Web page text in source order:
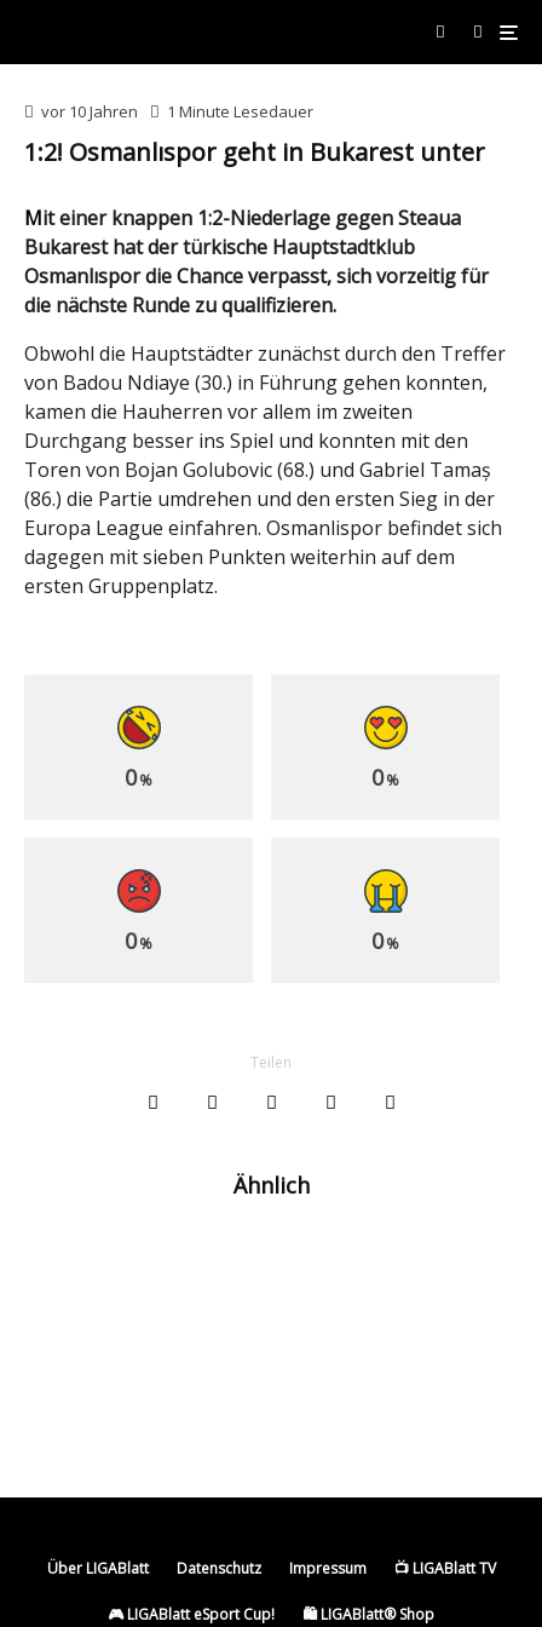
vor 10 Jahren 1 Minute Lesedauer
1:2! Osmanlıspor geht in Bukarest unter
Mit einer knappen 1:2-Niederlage gegen Steaua
Bukarest hat der türkische Hauptstadtklub
Osmanlıspor die Chance verpasst, sich vorzeitig für
die nächste Runde zu qualifizieren.
Obwohl die Hauptstädter zunächst durch den Treffer
von Badou Ndiaye (30.) in Führung gehen konnten,
kamen die Hauherren vor allem im zweiten
Durchgang besser ins Spiel und konnten mit den
Toren von Bojan Golubovic (68.) und Gabriel Tamaș
(86.) die Partie umdrehen und den ersten Sieg in der
Europa League einfahren. Osmanlispor befindet sich
dagegen mit sieben Punkten weiterhin auf dem
ersten Gruppenplatz.
0% 0%
0% 0%
Teilen
Ähnlich
Über LIGABlatt Datenschutz Impressum 📺 LIGABlatt TV
🎮 LIGABlatt eSport Cup! 🛍️ LIGABlatt® Shop